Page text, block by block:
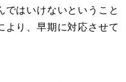
ではいけないということ
より、早期に対応させて